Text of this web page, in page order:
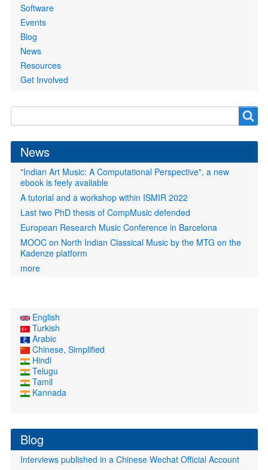
Software
Events
Blog
News
Resources
Get Involved
form
News
"Indian Art Music: A Computational Perspective", a new
ebook is feely available
A tutorial and a workshop within ISMIR 2022
Last two PhD thesis of CompMusic defended
European Research Music Conference in Barcelona
MOOC on North Indian Classical Music by the MTG on the
Kadenze platform
more
English
Turkish
Arabic
Chinese, Simplified
Hindi
Telugu
Tamil
Kannada
Blog
Interviews published in a Chinese Wechat Official Account